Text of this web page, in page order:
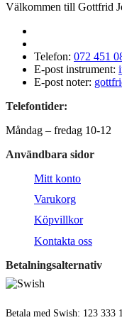
Välkommen till Gottfrid
Telefon: 072 451
E-post instrument:
E-post noter:
Telefontider:
Måndag – fredag 10-12
Användbara sidor
Mitt konto
Varukorg
Köpvillkor
Kontakta oss
Betalningsalternativ
Betala med Swish: 123 333